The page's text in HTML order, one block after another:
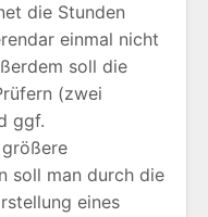
die Stunden
einmal nicht
soll die
(zwei
ggf.
soll man durch die
eines